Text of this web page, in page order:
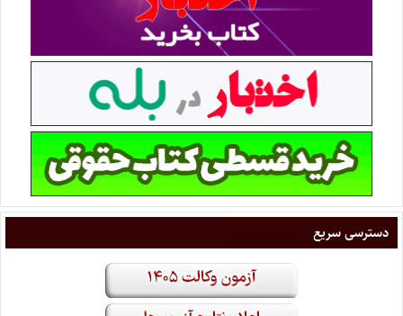
دسترسی سریع